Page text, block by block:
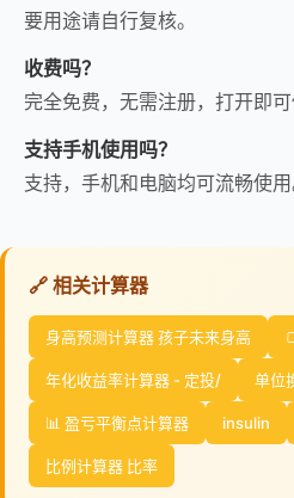
要用途请自行复核。
收费吗？
完全免费，无需注册，打开即可
支持手机使用吗？
支持，手机和电脑均可流畅使用
🔗 相关计算器
身高预测计算器 孩子未来身高
年化收益率计算器 - 定投/ 单位
📊 盈亏平衡点计算器 insulin
比例计算器 比率